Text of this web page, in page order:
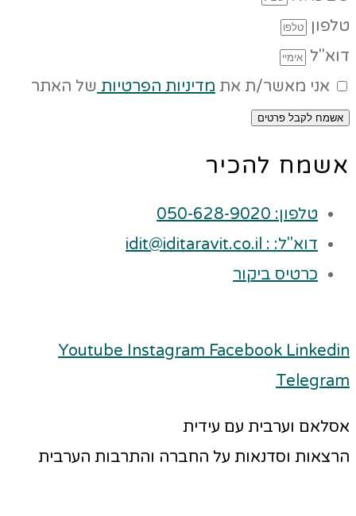
טלפון
דוא"ל
אני מאשר/ת את מדיניות הפרטיות של האתר
אשמח לקבל פרטים
אשמח להכיר
טלפון: 050-628-9020
דוא"ל: : idit@iditaravit.co.il
כרטיס ביקור
Youtube Instagram Facebook Linkedin
Telegram
אסלאם וערבית עם עידית
הרצאות וסדנאות על החברה והתרבות הערבית